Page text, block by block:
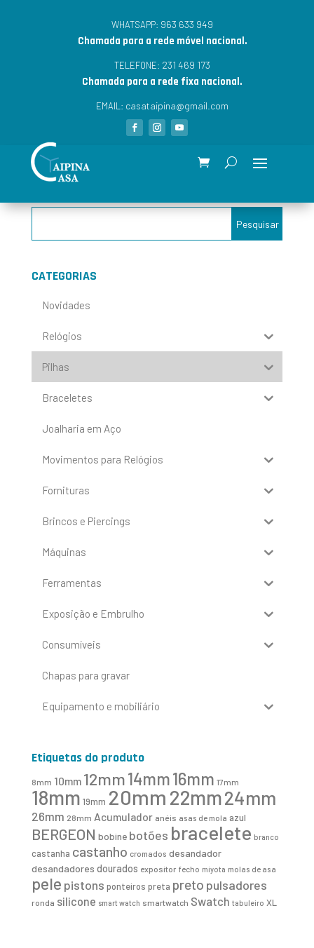
WHATSAPP: 963 633 949
Chamada para a rede móvel nacional.
TELEFONE: 231 469 173
Chamada para a rede fixa nacional.
EMAIL: casataipina@gmail.com
CATEGORIAS
Novidades
Relógios
Pilhas
Braceletes
Joalharia em Aço
Movimentos para Relógios
Fornituras
Brincos e Piercings
Máquinas
Ferramentas
Exposição e Embrulho
Consumíveis
Chapas para gravar
Equipamento e mobiliário
Etiquetas do produto
8mm 10mm 12mm14mm16mm 17mm
18mm 19mm 20mm 22mm24mm
26mm 28mm Acumulador anéis asas de mola azul
BERGEON bobine botões bracelete branco
castanha castanho cromados desandador
desandadores dourados expositor fecho miyota molas de asa
pele pistons ponteiros preta preto pulsadores
ronda silicone smart watch smartwatch Swatch tabuleiro XL